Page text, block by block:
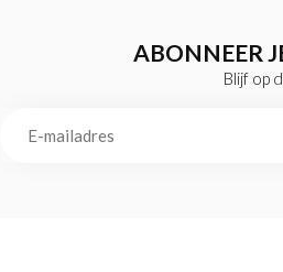
ABONNEER
Blijf op